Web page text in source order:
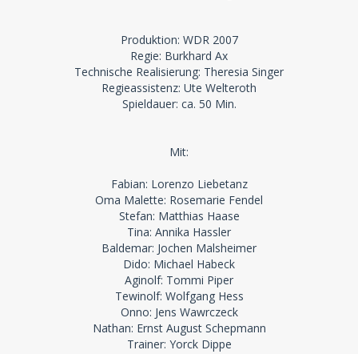
Produktion: WDR 2007
Regie: Burkhard Ax
Technische Realisierung: Theresia Singer
Regieassistenz: Ute Welteroth
Spieldauer: ca. 50 Min.
Mit:
Fabian: Lorenzo Liebetanz
Oma Malette: Rosemarie Fendel
Stefan: Matthias Haase
Tina: Annika Hassler
Baldemar: Jochen Malsheimer
Dido: Michael Habeck
Aginolf: Tommi Piper
Tewinolf: Wolfgang Hess
Onno: Jens Wawrczeck
Nathan: Ernst August Schepmann
Trainer: Yorck Dippe